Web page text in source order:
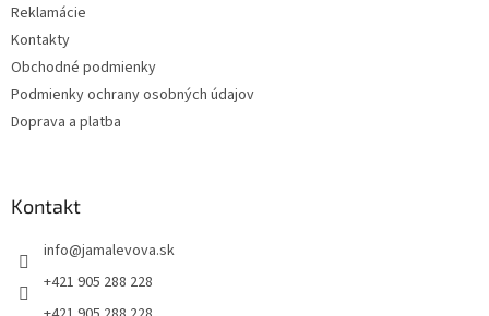
Reklamácie
Kontakty
Obchodné podmienky
Podmienky ochrany osobných údajov
Doprava a platba
Kontakt
info@jamalevova.sk
+421 905 288 228